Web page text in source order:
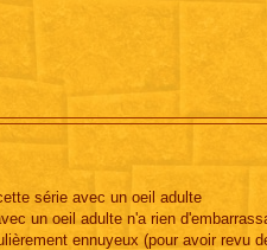
série avec un oeil adulte
un oeil adulte n'a rien
ennuyeux (pour avoir revu